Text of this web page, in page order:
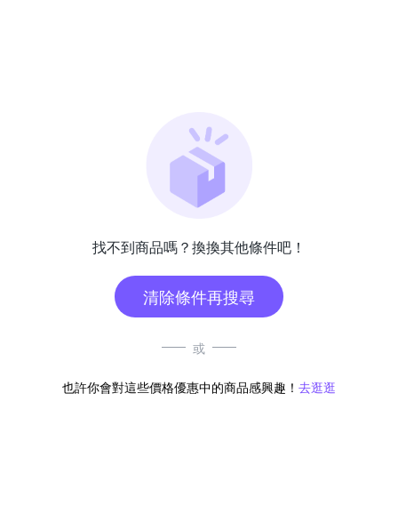
找不到商品嗎？換換其他條件吧！
清除條件再搜尋
或
也許你會對這些價格優惠中的商品感興趣！ 去逛逛